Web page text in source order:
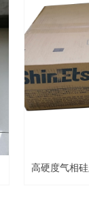
高硬度气相